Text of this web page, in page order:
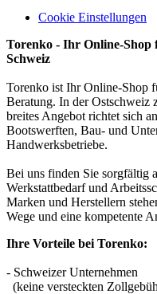
Cookie Einstellungen
Torenko - Ihr Online-
Schweiz
Torenko ist Ihr Online-Shop
Beratung. In der Ostschweiz
breites Angebot richtet sich
Bootswerften, Bau- und
Handwerksbetriebe.
Bei uns finden Sie sorgfältig
Werkstattbedarf und
Marken und Herstellern
Wege und eine kompetente
Ihre Vorteile bei Torenko:
- Schweizer Unternehmen
(keine versteckten